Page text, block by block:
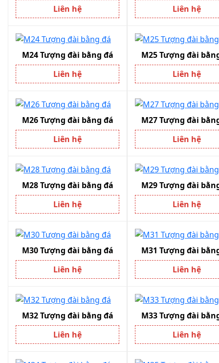
Liên hệ
Liên hệ
M24 Tượng đài bằng đá
Liên hệ
M25 Tượng đài
Liên hệ
M26 Tượng đài bằng đá
Liên hệ
M27 Tượng đài
Liên hệ
M28 Tượng đài bằng đá
Liên hệ
M29 Tượng đài
Liên hệ
M30 Tượng đài bằng đá
Liên hệ
M31 Tượng đài
Liên hệ
M32 Tượng đài bằng đá
Liên hệ
M33 Tượng đài
Liên hệ